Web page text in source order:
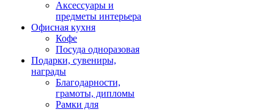
Аксессуары и
предметы интерьера
Офисная кухня
Кофе
Посуда одноразовая
Подарки, сувениры,
награды
Благодарности,
грамоты, дипломы
Рамки для